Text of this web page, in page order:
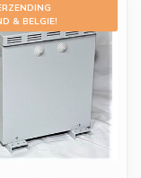
& BELGIE!